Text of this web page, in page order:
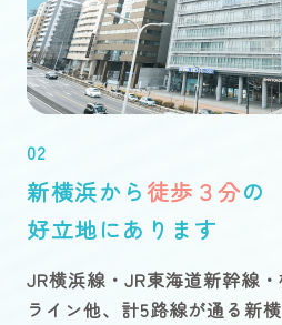
02
新横浜から徒歩３分の
好立地にあります
JR横浜線・JR東海道新幹線
ライン他、計5路線が通る新